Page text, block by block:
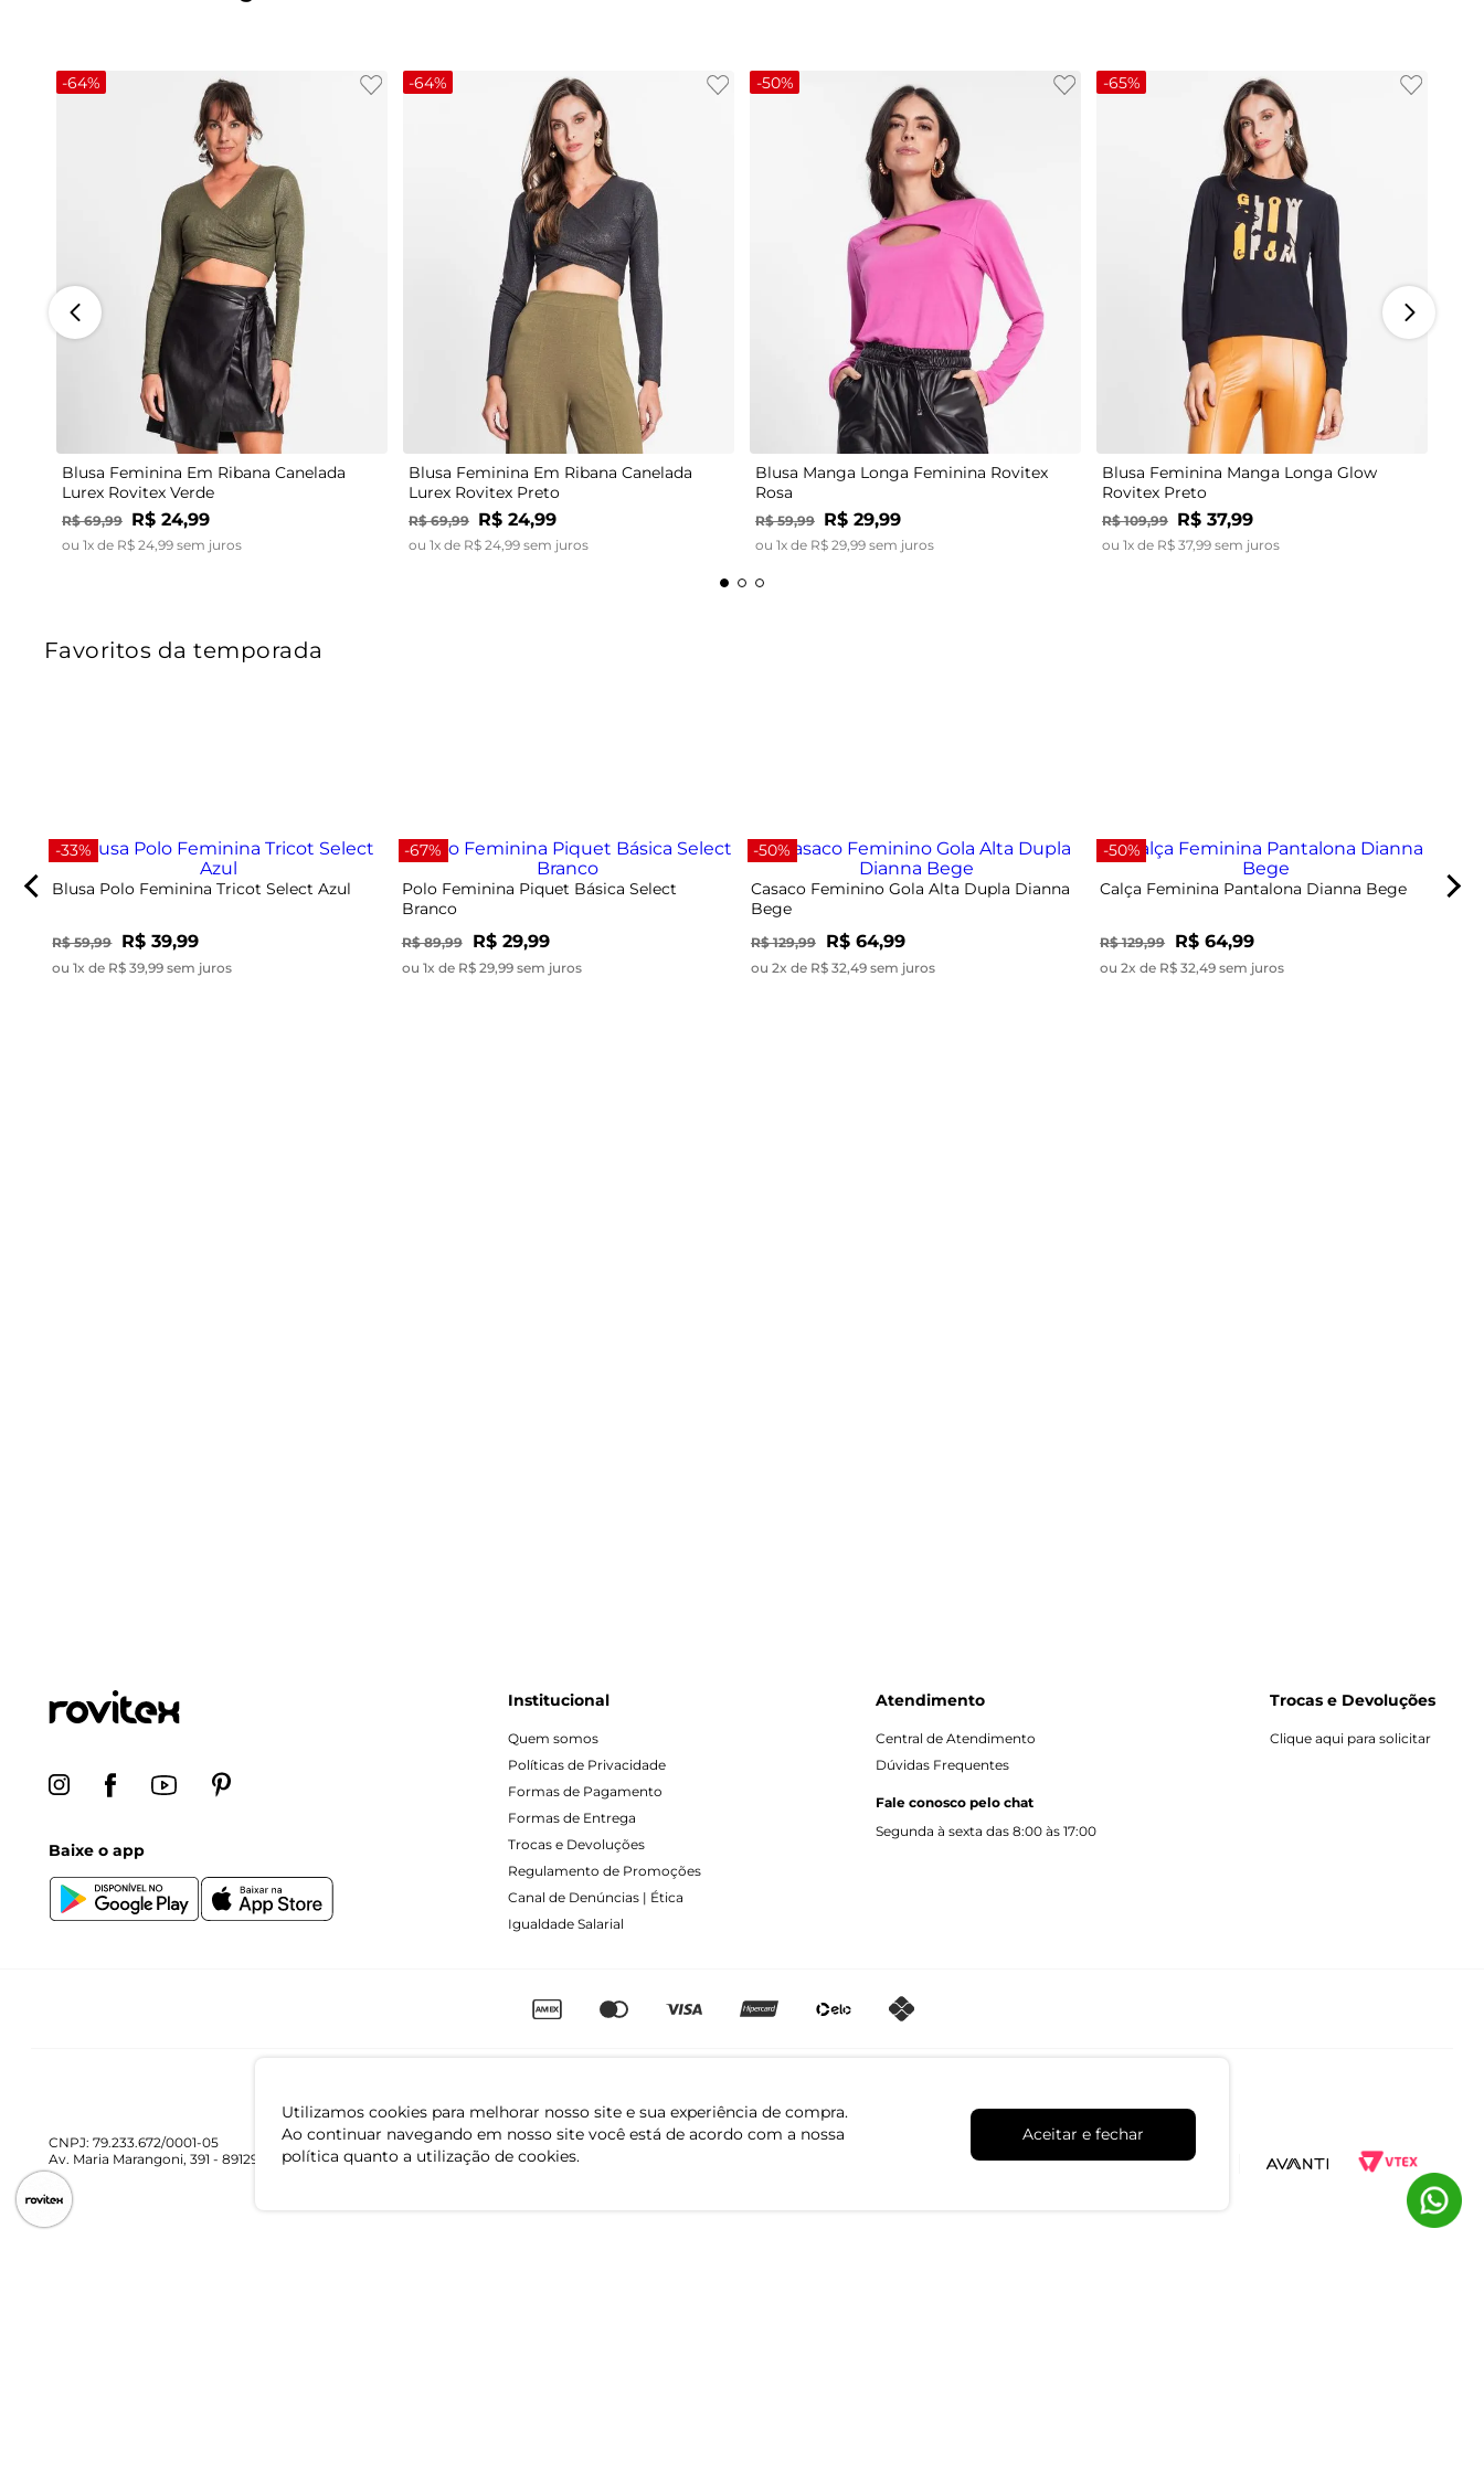
Utilizamos cookies para melhorar nosso site e sua experiência de compra.
Ao continuar navegando em nosso site você está de acordo com a nossa
política quanto a utilização de cookies.
Aceitar e fechar
-64%
Blusa Feminina Em Ribana Canelada
Lurex Rovitex Verde
R$ 69,99 R$ 24,99
ou 1x de R$ 24 99 sem juros
-64%
Blusa Feminina Em Ribana Canelada
Lurex Rovitex Preto
R$ 69,99 R$ 24,99
ou 1x de R$ 24 99 sem juros
-50%
P M G GG
Blusa Manga Longa Feminina Rovitex
Rosa
R$ 59,99 R$ 29,99
ou 1x de R$ 29 99 sem juros
-65%
G
Blusa Feminina Manga Longa Glow
Rovitex Preto
R$ 109,99 R$ 37,99
ou 1x de R$ 37,99 sem juros
Favoritos da temporada
-33%
Blusa Polo Feminina Tricot Select Azul
R$ 59,99 R$ 39,99
ou 1x de R$ 39,99 sem juros
-67%
Polo Feminina Piquet Básica Select
Branco
R$ 89,99 R$ 29,99
ou 1x de R$ 29,99 sem juros
-50%
Casaco Feminino Gola Alta Dupla Dianna
Bege
R$ 129,99 R$ 64,99
ou 2x de R$ 32,49 sem juros
-50%
Calça Feminina Pantalona Dianna Bege
R$ 129,99 R$ 64,99
ou 2x de R$ 32,49 sem juros
Baixe o app
Institucional
Quem somos
Políticas de Privacidade
Formas de Pagamento
Formas de Entrega
Trocas e Devoluções
Regulamento de Promoções
Canal de Denúncias | Ética
Igualdade Salarial
Atendimento
Central de Atendimento
Dúvidas Frequentes
Fale conosco pelo chat
Segunda à sexta das 8:00 às 17:00
Trocas e Devoluções
Clique aqui para solicitar
CNPJ: 79.233.672/0001-05
Av. Maria Marangoni, 391 - 89129-080 - Luiz Alves - SC